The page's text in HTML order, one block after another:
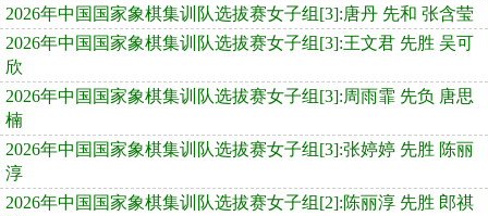
2026年中国国家象棋集训队选拔赛女子组[3]:唐丹 先和 张含莹
2026年中国国家象棋集训队选拔赛女子组[3]:王文君 先胜 吴可
欣
2026年中国国家象棋集训队选拔赛女子组[3]:周雨霏 先负 唐思
楠
2026年中国国家象棋集训队选拔赛女子组[3]:张婷婷 先胜 陈丽
淳
2026年中国国家象棋集训队选拔赛女子组[2]:陈丽淳 先胜 郎祺